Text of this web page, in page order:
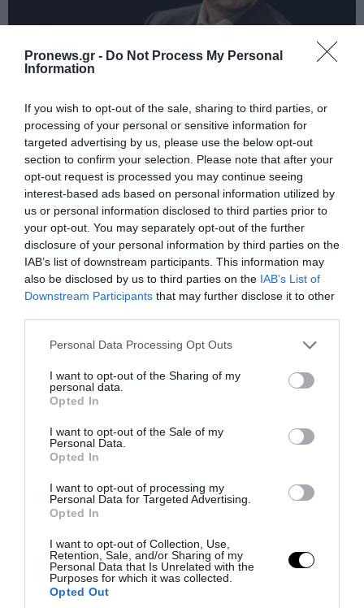
Pronews.gr - Do Not Process My Personal
Information
If you wish to opt-out of the sale, sharing to third parties, or
processing of your personal or sensitive information for
targeted advertising by us, please use the below opt-out
section to confirm your selection. Please note that after your
opt-out request is processed you may continue seeing
interest-based ads based on personal information utilized by
us or personal information disclosed to third parties prior to
your opt-out. You may separately opt-out of the further
disclosure of your personal information by third parties on the
IAB’s list of downstream participants. This information may
also be disclosed by us to third parties on the IAB’s List of
Downstream Participants that may further disclose it to other
Please note that this website/app uses one or more Google
not limited to your visit or usage behaviour. You may click to
grant or deny consent to Google and its third-party tags to
use your data for below specified purposes in below Google
consent section.
Personal Data Processing Opt Outs
I want to opt-out of the Sharing of my
personal data.
Opted In
I want to opt-out of the Sale of my
Personal Data.
Opted In
I want to opt-out of processing my
Personal Data for Targeted Advertising.
Opted In
I want to opt-out of Collection, Use,
Retention, Sale, and/or Sharing of my
Personal Data that Is Unrelated with the
Purposes for which it was collected.
Opted Out
PRONEWS.GR / ΤΕΧΝΟΛΟΓΙΑ
Ε.Μασκ: «Πήγα στη Μόσχα για να
αγοράσω διηπειρωτικούς πυραύλους
πριν ιδρύσω τη SpaceX»
06.08.2026 | 11:24
PRONEWS.GR /ΤΕΧΝΟΛΟΓΙΑ
Νοημοσύνης της Google ένας
Ελληνοκύπριος
05.08.2026 | 22:05